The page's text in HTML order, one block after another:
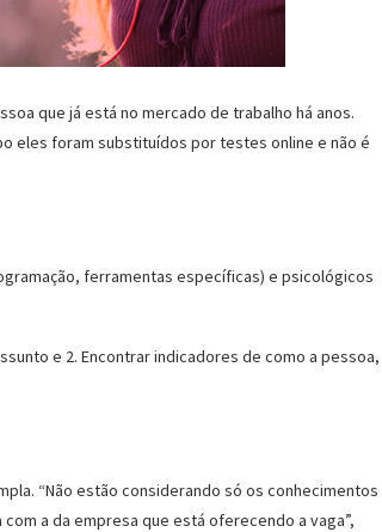
que já está no mercado de trabalho há anos.
eles foram substituídos por testes online e não é
ferramentas específicas) e psicológicos
e 2. Encontrar indicadores de como a pessoa,
“Não estão considerando só os conhecimentos
a da empresa que está oferecendo a vaga”,